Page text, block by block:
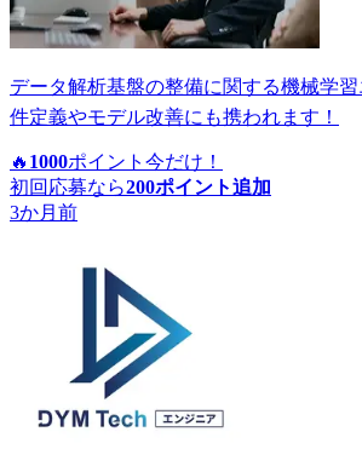
データ解析基盤の整備に関する機械学
件定義やモデル改善にも携われます！
🔥 1000ポイント 今だけ！
初回応募なら200ポイント追加
3か月前